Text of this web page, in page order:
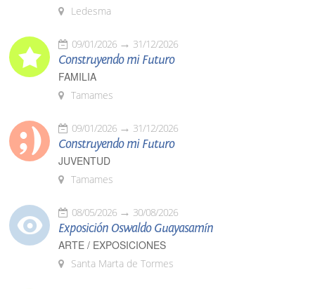
Ledesma
09/01/2026 31/12/2026
Construyendo mi Futuro
FAMILIA
Tamames
09/01/2026 31/12/2026
Construyendo mi Futuro
JUVENTUD
Tamames
08/05/2026 30/08/2026
Exposición Oswaldo Guayasamín
ARTE / EXPOSICIONES
Santa Marta de Tormes